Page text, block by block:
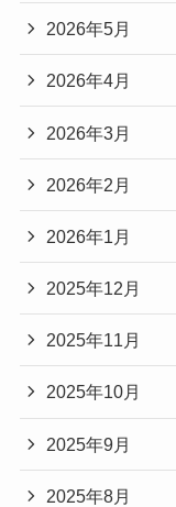
2026年5月
2026年4月
2026年3月
2026年2月
2026年1月
2025年12月
2025年11月
2025年10月
2025年9月
2025年8月